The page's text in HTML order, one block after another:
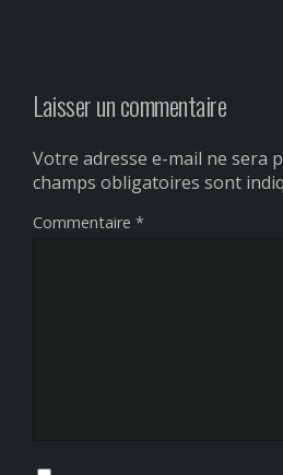
Laisser un commentaire
Votre adresse e-mail ne sera
champs obligatoires sont
Commentaire *